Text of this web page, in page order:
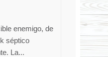
enemigo, de
séptico
La...